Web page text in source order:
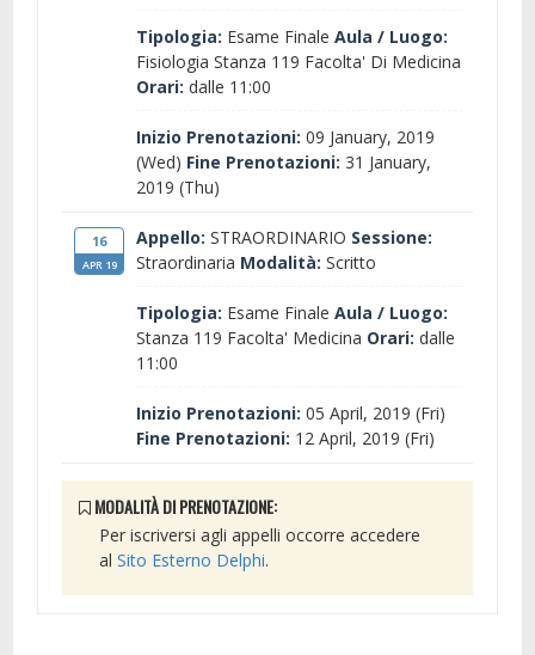
Tipologia: Esame Finale Aula / Luogo:
Fisiologia Stanza 119 Facolta' Di Medicina
Orari: dalle 11:00
Inizio Prenotazioni: 09 January, 2019
(Wed) Fine Prenotazioni: 31 January,
2019 (Thu)
16
APR 19
Appello: STRAORDINARIO Sessione:
Straordinaria Modalità: Scritto
Tipologia: Esame Finale Aula / Luogo:
Stanza 119 Facolta' Medicina Orari: dalle
11:00
Inizio Prenotazioni: 05 April, 2019 (Fri)
Fine Prenotazioni: 12 April, 2019 (Fri)
MODALITÀ DI PRENOTAZIONE:
Per iscriversi agli appelli occorre accedere
al Sito Esterno Delphi.